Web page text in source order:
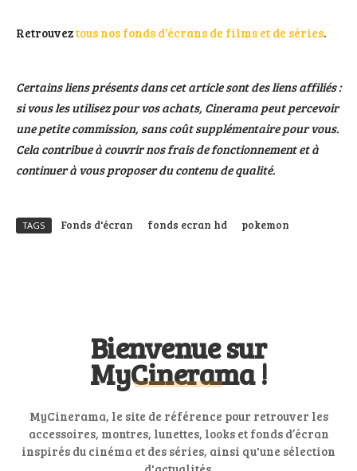
Retrouveztous nos fonds d’écrans de films et de séries.
Certains liens présents dans cet article sont des liens affiliés :
si vous les utilisez pour vos achats, Cinerama peut percevoir
une petite commission, sans coût supplémentaire pour vous.
Cela contribue à couvrir nos frais de fonctionnement et à
continuer à vous proposer du contenu de qualité.
TAGS Fonds d'écran fonds ecran hd pokemon
Bienvenue sur
MyCinerama !
MyCinerama, le site de référence pour retrouver les
accessoires, montres, lunettes, looks et fonds d’écran
inspirés du cinéma et des séries, ainsi qu'une sélection